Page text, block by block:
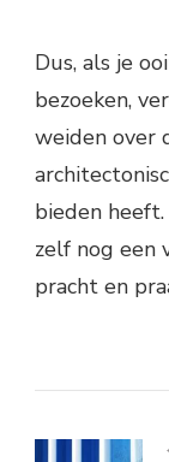
Dus, als je
bezoeken,
weiden over
bieden
zelf nog een
pracht en